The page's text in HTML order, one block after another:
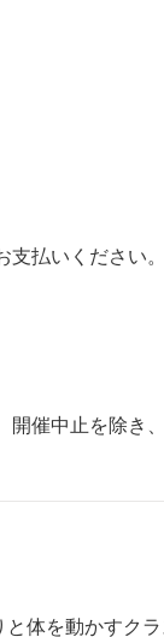
払いください。
開催中止を除き
体を動かすクラ